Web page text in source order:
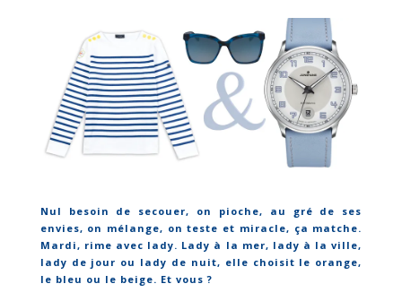
Nul besoin de secouer, on pioche, au gré de ses
envies, on mélange, on teste et miracle, ça matche.
Mardi, rime avec lady. Lady à la mer, lady à la ville,
lady de jour ou lady de nuit, elle choisit le orange,
le bleu ou le beige. Et vous ?